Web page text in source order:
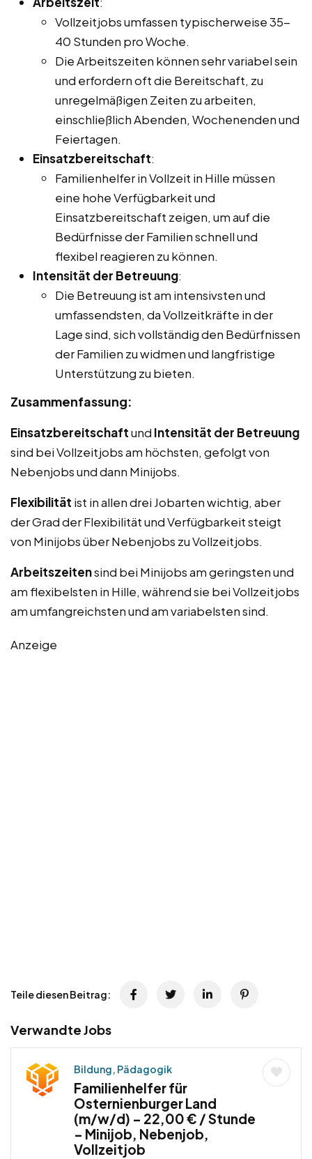
Vollzeitjobs umfassen typischerweise 35-
40 Stunden pro Woche.
Die Arbeitszeiten können sehr variabel sein
und erfordern oft die Bereitschaft, zu
unregelmäßigen Zeiten zu arbeiten,
einschließlich Abenden, Wochenenden und
Feiertagen.
Einsatzbereitschaft:
Familienhelfer in Vollzeit in Hille müssen
eine hohe Verfügbarkeit und
Einsatzbereitschaft zeigen, um auf die
Bedürfnisse der Familien schnell und
flexibel reagieren zu können.
Intensität der Betreuung:
Die Betreuung ist am intensivsten und
umfassendsten, da Vollzeitkräfte in der
Lage sind, sich vollständig den Bedürfnissen
der Familien zu widmen und langfristige
Unterstützung zu bieten.
Zusammenfassung:
Einsatzbereitschaftund Intensität der Betreuung
sind bei Vollzeitjobs am höchsten, gefolgt von
Nebenjobs und dann Minijobs.
Flexibilität ist in allen drei Jobarten wichtig, aber
der Grad der Flexibilität und Verfügbarkeit steigt
von Minijobs über Nebenjobs zu Vollzeitjobs.
Arbeitszeitensind bei Minijobs am geringsten und
am flexibelsten in Hille, während sie bei Vollzeitjobs
am umfangreichsten und am variabelsten sind.
Anzeige
Teile diesen Beitrag:
Verwandte Jobs
Bildung, Pädagogik
Familienhelfer für
Osternienburger Land
(m/w/d) – 22,00 € / Stunde
– Minijob, Nebenjob,
Vollzeitjob